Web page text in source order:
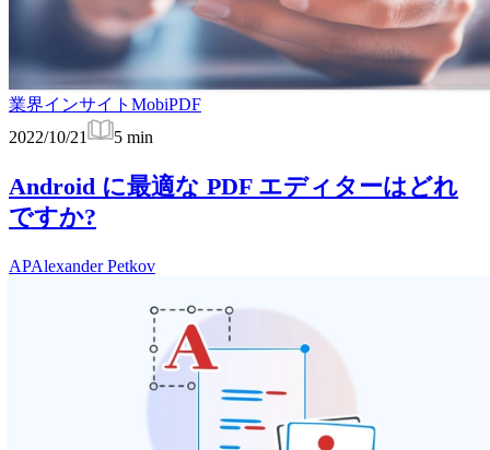
業界インサイト MobiPDF
2022/10/21
5 min
Android に最適な PDF エディターはどれ
ですか?
APAlexander Petkov